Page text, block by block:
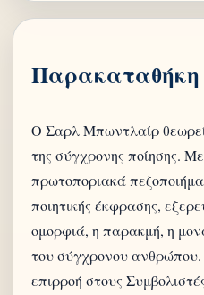
Παρακαταθήκη
Ο Σαρλ Μπωντλαίρ
της σύγχρονης ποίησης.
πρωτοποριακά
ποιητικής έκφρασης,
ομορφιά, η παρακμή, η
του σύγχρονου
επιρροή στους